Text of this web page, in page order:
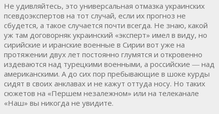
Не удивляйтесь, это универсальная отмазка украинских
псевдоэкспертов на тот случай, если их прогноз не
сбудется, а такое случается почти всегда. Не знаю, какой
уж там договорняк украинский «эксперт» имел в виду, но
сирийские и иранские военные в Сирии вот уже на
протяжении двух лет постоянно глумятся и откровенно
издеваются над турецкими военными, а российские ― над
американскими. А до сих пор пребывающие в шоке курды
сидят в своих анклавах и не кажут оттуда носу. Но таких
сюжетов на «Першем незалежном» или на телеканале
«Наш» вы никогда не увидите.